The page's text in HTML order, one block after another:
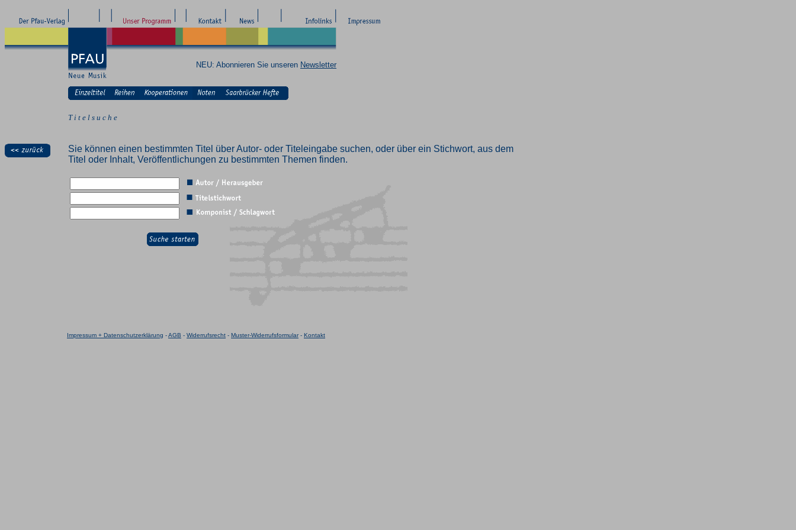
NEU: Abonnieren Sie unseren Newsletter
T i t e l s u c h e
Sie können einen bestimmten Titel über Autor- oder Titeleingabe suchen, oder über ein Stichwort, aus dem
Titel oder Inhalt, Veröffentlichungen zu bestimmten Themen finden.
Impressum + Datenschutzerklärung -AGB - Widerrufsrecht - Muster-Widerrufsformular- Kontakt